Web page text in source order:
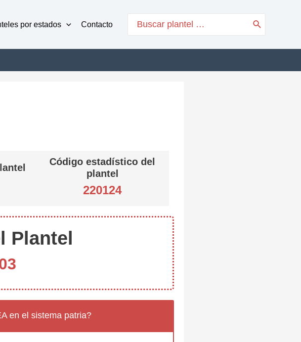
por estados Contacto
for:
Código estadístico del
plantel
220124
Plantel
en el sistema patria?